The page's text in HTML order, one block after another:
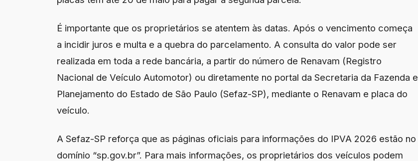
É importante que os proprietários se atentem às datas. Após o vencimento começa
a incidir juros e multa e a quebra do parcelamento. A consulta do valor pode ser
realizada em toda a rede bancária, a partir do número de Renavam (Registro
Nacional de Veículo Automotor) ou diretamente no portal da Secretaria da Fazenda e
Planejamento do Estado de São Paulo (Sefaz-SP), mediante o Renavam e placa do
veículo.
A Sefaz-SP reforça que as páginas oficiais para informações do IPVA 2026 estão no
domínio “sp.gov.br”. Para mais informações, os proprietários dos veículos podem